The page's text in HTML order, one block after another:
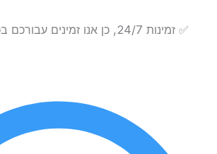
✅ זמינות 24/7, כן אנו זמינים עבורכם בכל רגע נתון.